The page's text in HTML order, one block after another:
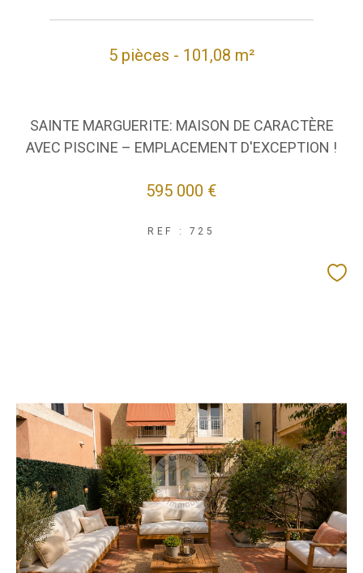
5 pièces - 101,08 m²
SAINTE MARGUERITE: MAISON DE CARACTÈRE
AVEC PISCINE – EMPLACEMENT D'EXCEPTION !
595 000 €
REF : 725